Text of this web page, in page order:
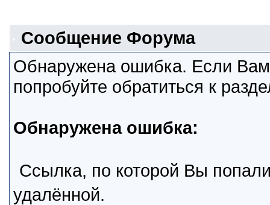
Сообщение Форума
Обнаружена ошибка. Если
попробуйте обратиться к
Обнаружена ошибка:
Ссылка, по которой Вы
удалённой.